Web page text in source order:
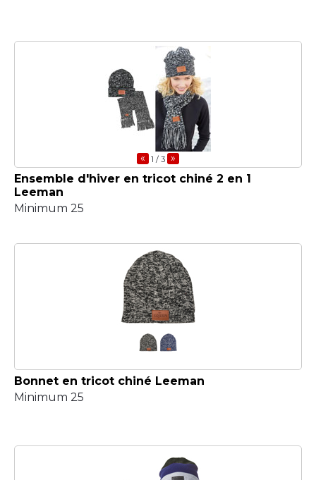
« 1 / 3 »
Ensemble d'hiver en tricot chiné 2 en 1
Leeman
Minimum 25
Bonnet en tricot chiné Leeman
Minimum 25